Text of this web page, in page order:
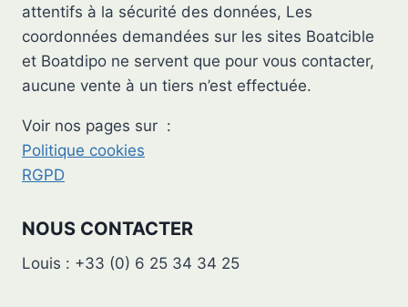
attentifs à la sécurité des données, Les
coordonnées demandées sur les sites Boatcible
et Boatdipo ne servent que pour vous contacter,
aucune vente à un tiers n’est effectuée.
Voir nos pages sur :
Politique cookies
RGPD
NOUS CONTACTER
Louis : +33 (0) 6 25 34 34 25